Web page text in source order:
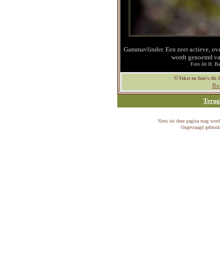
Gammavlinder. Een zeer actieve,
wordt genoemd
Foto Ab H.
©Tekst en foto's Ab
Niets uit deze pagina mag
Ongevraagd